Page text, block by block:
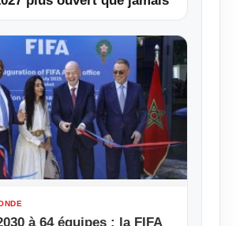
à 64 équipes : la FIFA